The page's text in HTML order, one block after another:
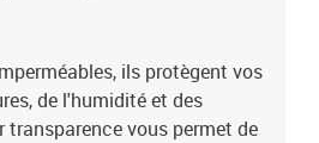
ils protègent vos
de l'humidité et des
transparence vous permet de